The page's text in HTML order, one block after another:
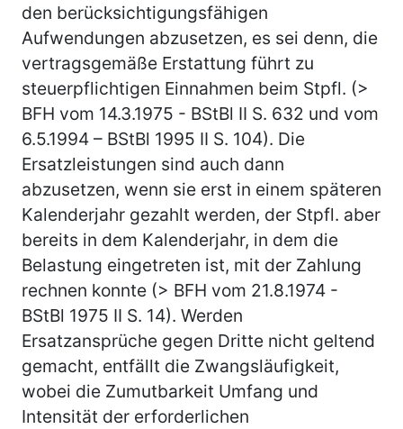
den berücksichtigungsfähigen
Aufwendungen abzusetzen, es sei denn, die
vertragsgemäße Erstattung führt zu
steuerpflichtigen Einnahmen beim Stpfl. (>
BFH vom 14.3.1975 - BStBl II S. 632 und vom
6.5.1994 – BStBl 1995 II S. 104). Die
Ersatzleistungen sind auch dann
abzusetzen, wenn sie erst in einem späteren
Kalenderjahr gezahlt werden, der Stpfl. aber
bereits in dem Kalenderjahr, in dem die
Belastung eingetreten ist, mit der Zahlung
rechnen konnte (> BFH vom 21.8.1974 -
BStBl 1975 II S. 14). Werden
Ersatzansprüche gegen Dritte nicht geltend
gemacht, entfällt die Zwangsläufigkeit,
wobei die Zumutbarkeit Umfang und
Intensität der erforderlichen